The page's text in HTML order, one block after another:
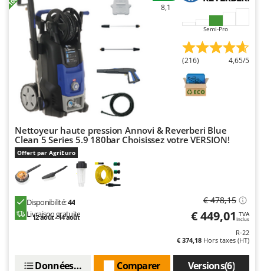
Master
Mastercook
Masterpro
McCulloch
MCH
Michelin
Mille
Minox
Mockmill
More than chef
MOSA
MOVA
Mowox
8,1
Semi-Pro
(216) 4,65/5
Nettoyeur haute pression Annovi & Reverberi Blue
Clean 5 Series 5.9 180bar Choisissez votre VERSION!
Offert par AgriEuro
Disponibilité:44
Livraison gratuite
12 août - 14 août
€ 478,15
€ 449,01 TVA
Inclus
R-22
€ 374,18 Hors taxes (HT)
Versions(6)
Comparer
Données techniques